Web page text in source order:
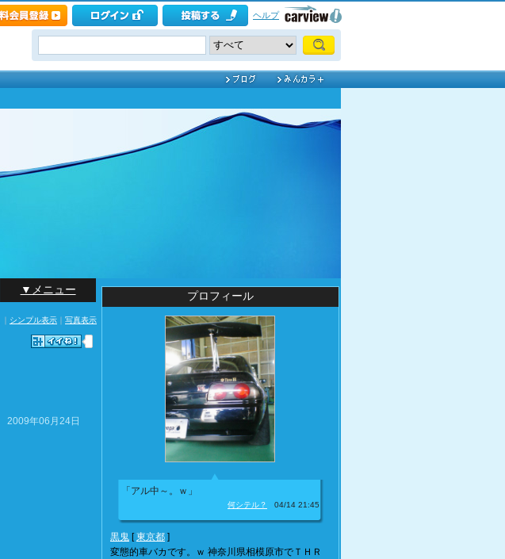
ヘルプ
▼メニュー
｜ シンプル表示 ｜ 写真表示
2009年06月24日
プロフィール
「アル中～。ｗ」
何シテル？ 04/14 21:45
黒鬼 [東京都 ]
変態的車バカです。ｗ 神奈川県相模原市でＴＨＲ